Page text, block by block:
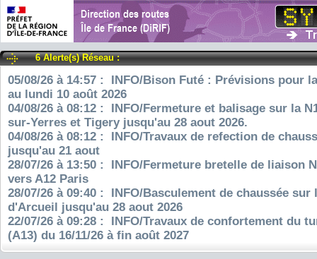
6 Alerte(s) Réseau :
05/08/26 à 14:57 : INFO/Bison Futé : Prévisions pour
au lundi 10 août 2026
04/08/26 à 08:12 : INFO/Fermeture et balisage sur la
sur-Yerres et Tigery jusqu'au 28 aout 2026.
04/08/26 à 08:12 : INFO/Travaux de refection de
jusqu'au 21 aout
28/07/26 à 13:50 : INFO/Fermeture bretelle de liaison
vers A12 Paris
28/07/26 à 09:40 : INFO/Basculement de chaussée sur
d'Arcueil jusqu'au 28 aout 2026
22/07/26 à 09:28 : INFO/Travaux de confortement du
(A13) du 16/11/26 à fin août 2027